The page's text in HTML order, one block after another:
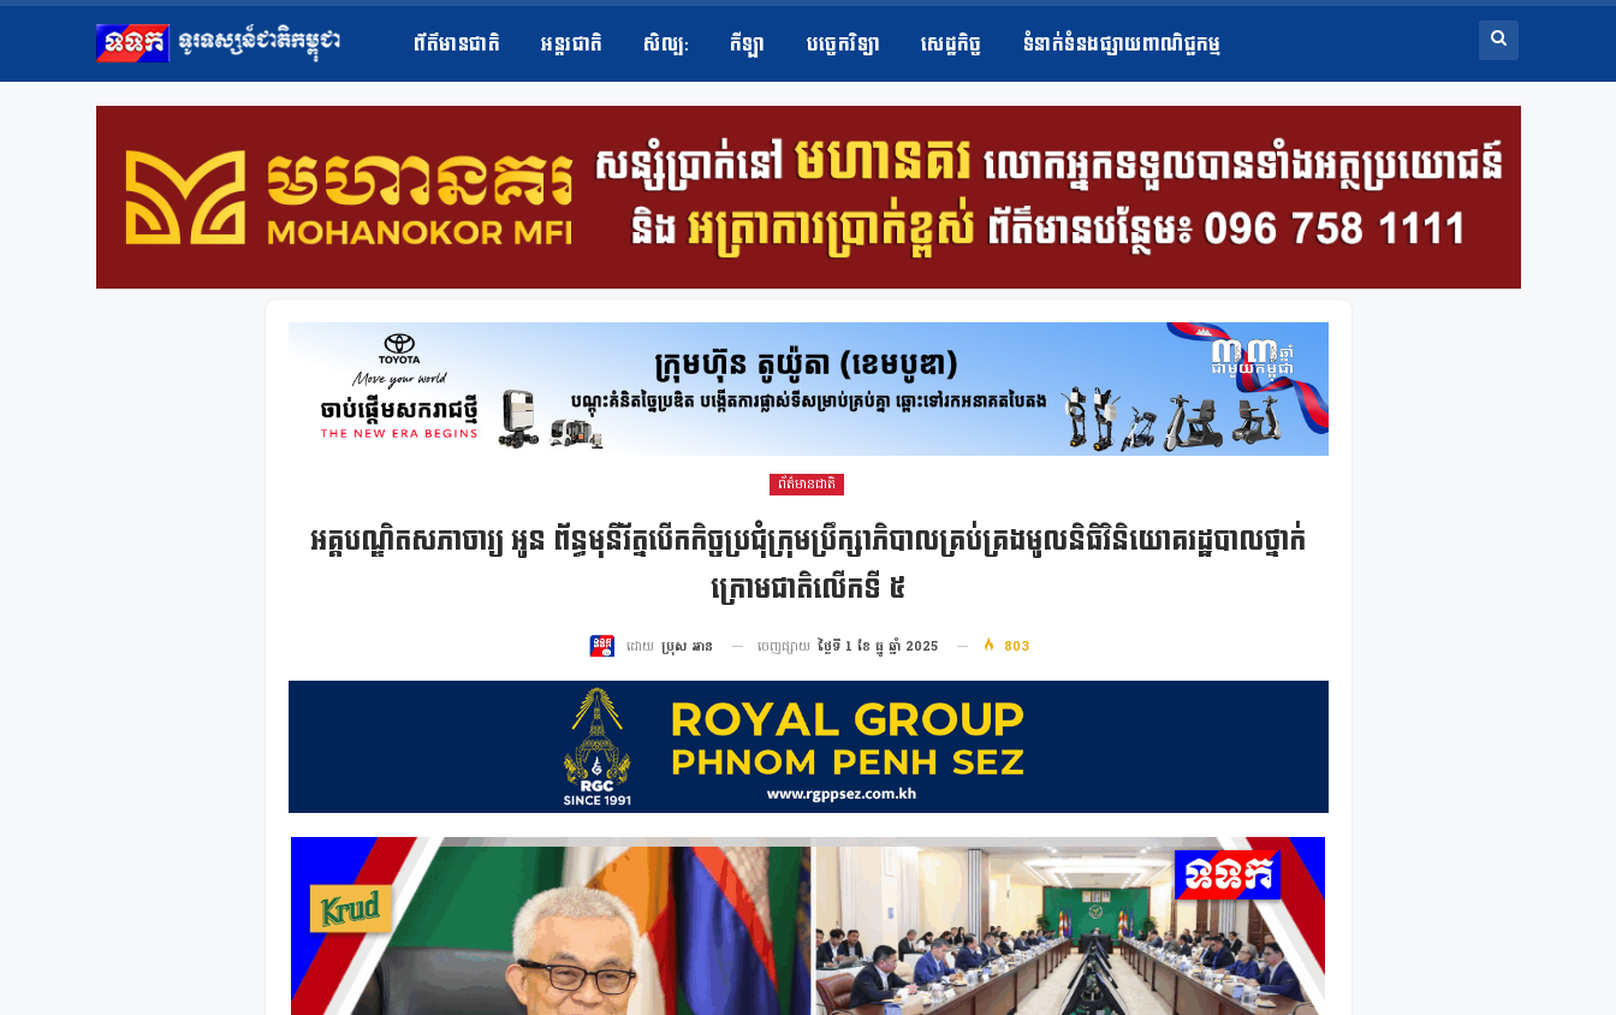
ព័ត៌មានជាតិ អន្តរជាតិ សិល្ប​: កីឡា បច្ចេកវិទ្យា សេដ្ឋកិច្ច ទំនាក់ទំនងផ្សាយពាណិជ្ជកម្ម
ព័ត៌មានជាតិ
អគ្គបណ្ឌិតសភាចារ្យ អូន ព័ន្ធមុនីរ័ត្នបើកកិច្ចប្រជុំក្រុមប្រឹក្សាភិបាលគ្រប់គ្រងមូលនិធិវិនិយោគរដ្ឋបាលថ្នាក់
ក្រោមជាតិលើកទី ៥
ដោយ ប្រុស អាន ចេញផ្សាយ ថ្ងៃទី 1 ខែ ធ្នូ ឆ្នាំ 2025 803